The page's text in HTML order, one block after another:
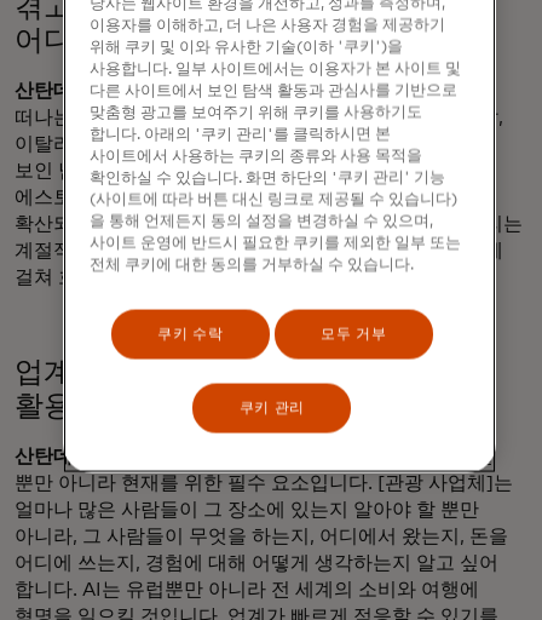
겪고 있는 가운데, 새로운 핫스팟은
어디일까요?
산탄데르:미국인들은 잘 알려지지 않은 여행지로 여행을
떠나는 것 같습니다. 지난 여름에 초점을 맞추면 포르투갈,
이탈리아, 터키에서 미국인 방문객이 두 자릿수 증가율을
보인 남유럽 국가들이었습니다. 키프로스, 라트비아,
에스토니아 등 새롭게 떠오르는 여행지에 대한 수요가
확산되고 있습니다. 이는 유럽에 매우 좋은 일입니다. 우리는
계절적 요인에 맞서 싸우고 있으며 일 년 내내 유럽 전역에
걸쳐 흐름을 확산하기 위해 노력하고 있습니다.
업계에서는 데이터와 기술을 어떻게
활용하여 미래를 설계하고 있을까요?
산탄데르
: 데이터는 미래의 유럽을 위한 관광에 필수적일
뿐만 아니라 현재를 위한 필수 요소입니다. [관광 사업체]는
얼마나 많은 사람들이 그 장소에 있는지 알아야 할 뿐만
아니라, 그 사람들이 무엇을 하는지, 어디에서 왔는지, 돈을
어디에 쓰는지, 경험에 대해 어떻게 생각하는지 알고 싶어
합니다. AI는 유럽뿐만 아니라 전 세계의 소비와 여행에
당사는 웹사이트 환경을 개선하고, 성과를 측정하며,
이용자를 이해하고, 더 나은 사용자 경험을 제공하기
위해 쿠키 및 이와 유사한 기술(이하 '쿠키')을
사용합니다. 일부 사이트에서는 이용자가 본 사이트 및
다른 사이트에서 보인 탐색 활동과 관심사를 기반으로
맞춤형 광고를 보여주기 위해 쿠키를 사용하기도
합니다. 아래의 '쿠키 관리'를 클릭하시면 본
사이트에서 사용하는 쿠키의 종류와 사용 목적을
확인하실 수 있습니다. 화면 하단의 '쿠키 관리' 기능
(사이트에 따라 버튼 대신 링크로 제공될 수 있습니다)
을 통해 언제든지 동의 설정을 변경하실 수 있으며,
사이트 운영에 반드시 필요한 쿠키를 제외한 일부 또는
전체 쿠키에 대한 동의를 거부하실 수 있습니다.
쿠키 수락 모두 거부
쿠키 관리